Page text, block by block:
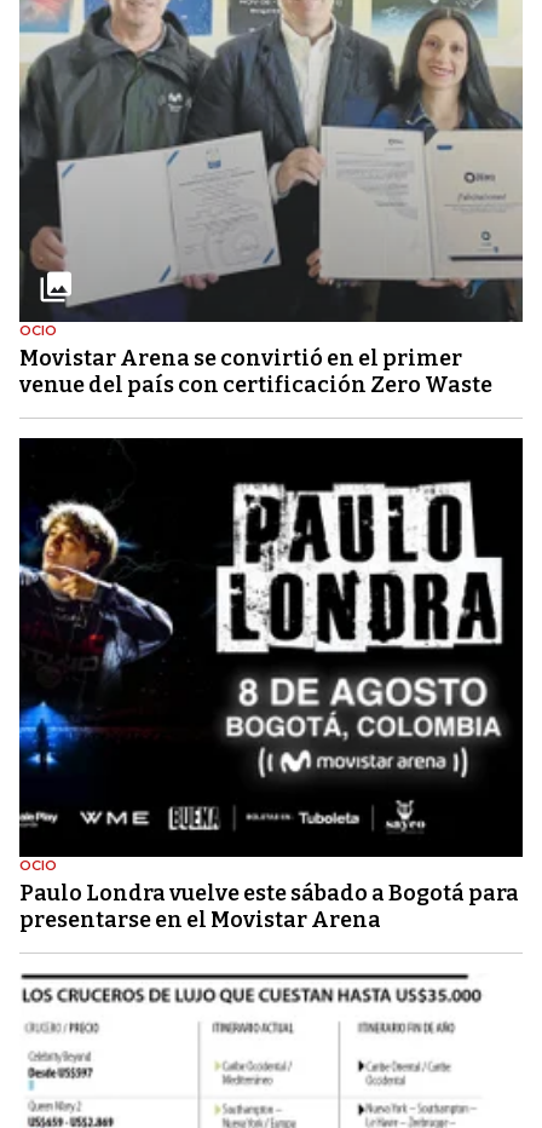
OCIO
Movistar Arena se convirtió en el primer
venue del país con certificación Zero Waste
OCIO
Paulo Londra vuelve este sábado a Bogotá para
presentarse en el Movistar Arena